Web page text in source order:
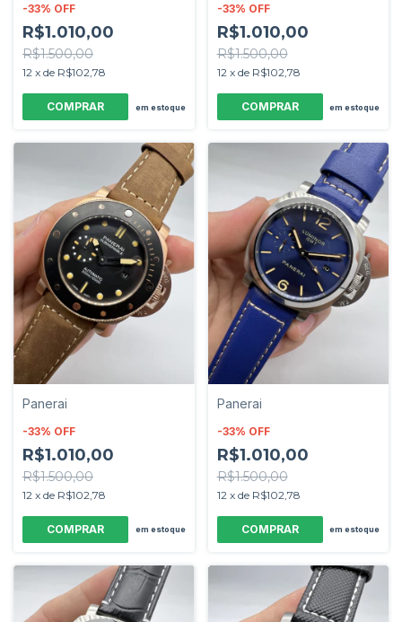
-33% OFF
R$1.010,00
R$1.500,00
12 x de R$102,78
em estoque
-33% OFF
R$1.010,00
R$1.500,00
12 x de R$102,78
em estoque
Panerai
-33% OFF
R$1.010,00
R$1.500,00
12 x de R$102,78
em estoque
Panerai
-33% OFF
R$1.010,00
R$1.500,00
12 x de R$102,78
em estoque